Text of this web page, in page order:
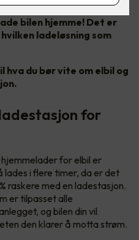
bilen hjemme! Det er
ladeløsning som
hva du bør vite om elbil og
for
for elbil er
lades i flere timer, da er det
raskere med en ladestasjon.
er tilpasset alle
og bilen din vil
den klarer å motta strøm.